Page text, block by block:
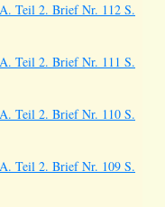
Teil 2. Brief Nr. 112 S.
Teil 2. Brief Nr. 111 S.
Teil 2. Brief Nr. 110 S.
Teil 2. Brief Nr. 109 S.